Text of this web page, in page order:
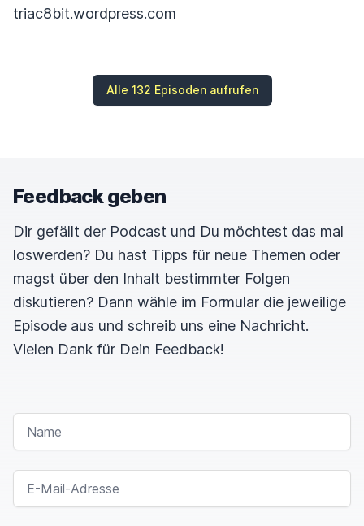
triac8bit.wordpress.com
Alle 132 Episoden aufrufen
Feedback geben
Dir gefällt der Podcast und Du möchtest das mal
loswerden? Du hast Tipps für neue Themen oder
magst über den Inhalt bestimmter Folgen
diskutieren? Dann wähle im Formular die jeweilige
Episode aus und schreib uns eine Nachricht.
Vielen Dank für Dein Feedback!
NAME
E-MAIL-ADRESSE